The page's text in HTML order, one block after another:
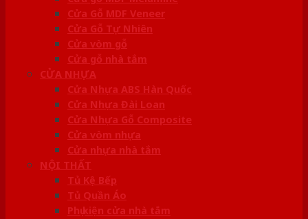
Cửa Gỗ MDF Veneer
Cửa Gỗ Tự Nhiên
Cửa vòm gỗ
Cửa gỗ nhà tắm
CỬA NHỰA
Cửa Nhựa ABS Hàn Quốc
Cửa Nhựa Đài Loan
Cửa Nhựa Gỗ Composite
Cửa vòm nhựa
Cửa nhựa nhà tắm
NỘI THẤT
Tủ Kệ Bếp
Tủ Quần Áo
Phụ kiện cửa nhà tắm